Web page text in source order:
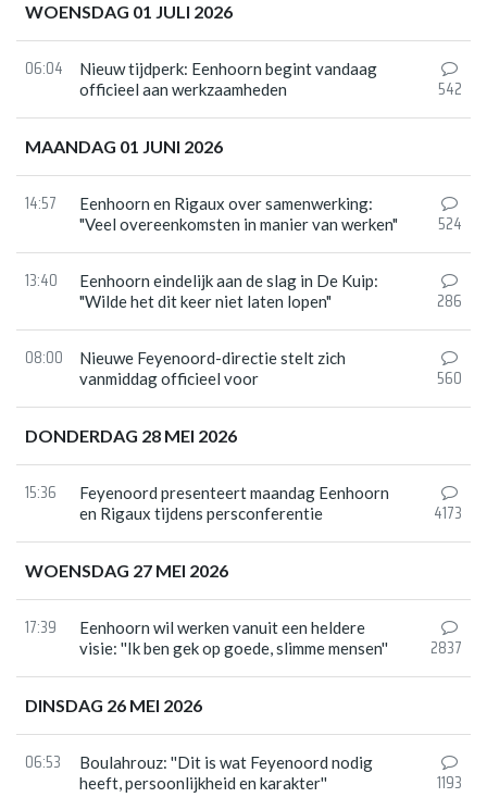
WOENSDAG 01 JULI 2026
06:04
Nieuw tijdperk: Eenhoorn begint vandaag
officieel aan werkzaamheden
542
MAANDAG 01 JUNI 2026
14:57
Eenhoorn en Rigaux over samenwerking:
"Veel overeenkomsten in manier van werken"
524
13:40
Eenhoorn eindelijk aan de slag in De Kuip:
"Wilde het dit keer niet laten lopen"
286
08:00
Nieuwe Feyenoord-directie stelt zich
vanmiddag officieel voor
560
DONDERDAG 28 MEI 2026
15:36
Feyenoord presenteert maandag Eenhoorn
en Rigaux tijdens persconferentie
4173
WOENSDAG 27 MEI 2026
17:39
Eenhoorn wil werken vanuit een heldere
visie: ''Ik ben gek op goede, slimme mensen''
2837
DINSDAG 26 MEI 2026
06:53
Boulahrouz: ''Dit is wat Feyenoord nodig
heeft, persoonlijkheid en karakter''
1193